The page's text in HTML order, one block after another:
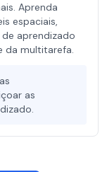
Aprenda
espaciais,
aprendizado
da multitarefa.
as